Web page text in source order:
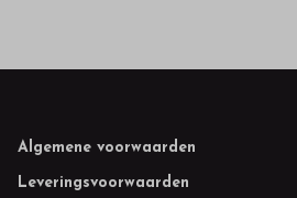
Footer
Algemene voorwaarden
Leveringsvoorwaarden